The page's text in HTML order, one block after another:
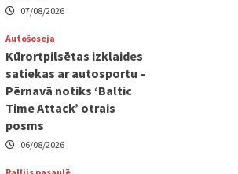
07/08/2026
Autošoseja
Kūrortpilsētas izklaides
satiekas ar autosportu –
Pērnavā notiks ‘Baltic
Time Attack’ otrais
posms
06/08/2026